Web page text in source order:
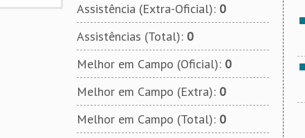
Assistência (Extra-Oficial): 0
Assistências (Total): 0
Melhor em Campo (Oficial): 0
Melhor em Campo (Extra): 0
Melhor em Campo (Total): 0